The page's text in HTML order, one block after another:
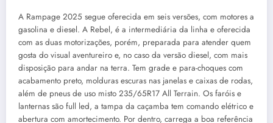
A Rampage 2025 segue oferecida em seis versões, com motores a
gasolina e diesel. A Rebel, é a intermediária da linha e oferecida
com as duas motorizações, porém, preparada para atender quem
gosta do visual aventureiro e, no caso da versão diesel, com mais
disposição para andar na terra. Tem grade e para-choques com
acabamento preto, molduras escuras nas janelas e caixas de rodas,
além de pneus de uso misto 235/65R17 All Terrain. Os faróis e
lanternas são full led, a tampa da caçamba tem comando elétrico e
abertura com amortecimento. Por dentro, carrega a boa referência